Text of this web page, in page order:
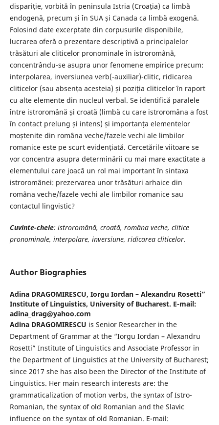
dispariție, vorbită în peninsula Istria (Croația) ca limbă
endogenă, precum și în SUA și Canada ca limbă exogenă.
Folosind date excerptate din corpusurile disponibile,
lucrarea oferă o prezentare descriptivă a principalelor
trăsături ale cliticelor pronominale în istroromână,
concentrându-se asupra unor fenomene empirice precum:
interpolarea, inversiunea verb(-auxiliar)-clitic, ridicarea
cliticelor (sau absența acesteia) și poziția cliticelor în raport
cu alte elemente din nucleul verbal. Se identifică paralele
între istroromână și croată (limbă cu care istroromâna a fost
în contact prelung și intens) și importanța elementelor
moștenite din româna veche/fazele vechi ale limbilor
romanice este pe scurt evidențiată. Cercetările viitoare se
vor concentra asupra determinării cu mai mare exactitate a
elementului care joacă un rol mai important în sintaxa
istroromânei: prezervarea unor trăsături arhaice din
româna veche/fazele vechi ale limbilor romanice sau
contactul lingvistic?
Cuvinte-cheie: istroromână, croată, româna veche, clitice
pronominale, interpolare, inversiune, ridicarea cliticelor.
Author Biographies
Adina DRAGOMIRESCU, Iorgu Iordan – Alexandru Rosetti”
Institute of Linguistics, University of Bucharest. E-mail:
adina_drag@yahoo.com
Adina DRAGOMIRESCU is Senior Researcher in the
Department of Grammar at the “Iorgu Iordan – Alexandru
Rosetti” Institute of Linguistics and Associate Professor in
the Department of Linguistics at the University of Bucharest;
since 2017 she has also been the Director of the Institute of
Linguistics. Her main research interests are: the
grammaticalization of motion verbs, the syntax of Istro-
Romanian, the syntax of old Romanian and the Slavic
influence on the syntax of old Romanian. E-mail: